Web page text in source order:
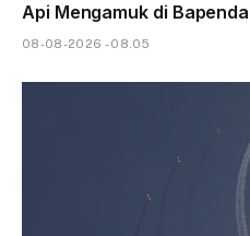
Api Mengamuk di
08-08-2026 - 08.05